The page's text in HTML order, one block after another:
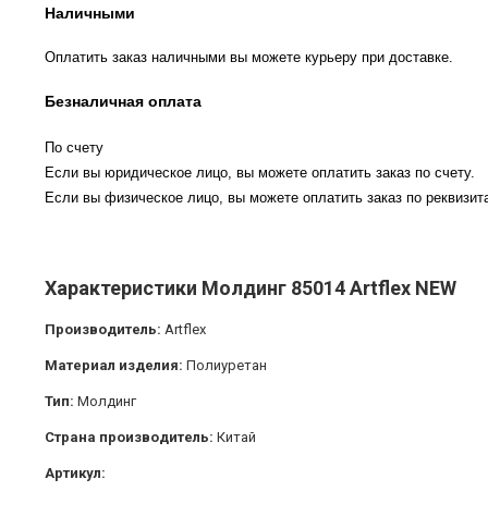
Наличными
Оплатить заказ наличными вы можете курьеру при доставке.
Безналичная оплата
По счету
Если вы юридическое лицо, вы можете оплатить заказ по счету.
Если вы физическое лицо, вы можете оплатить заказ по
Характеристики Молдинг 85014 Artflex NEW
Производитель: Artflex
Материал изделия: Полиуретан
Тип: Молдинг
Страна производитель: Китай
Артикул: